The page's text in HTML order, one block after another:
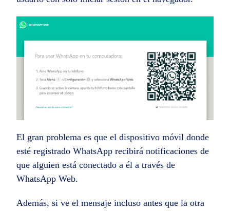
El gran problema es que el dispositivo móvil donde
esté registrado WhatsApp recibirá notificaciones de
que alguien está conectado a él a través de
WhatsApp Web.
Además, si ve el mensaje incluso antes que la otra